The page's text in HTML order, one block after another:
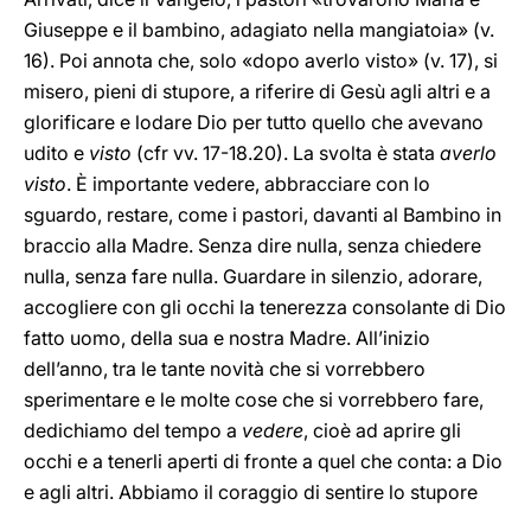
Giuseppe e il bambino, adagiato nella mangiatoia» (v.
16). Poi annota che, solo «dopo averlo visto» (v. 17), si
misero, pieni di stupore, a riferire di Gesù agli altri e a
glorificare e lodare Dio per tutto quello che avevano
udito e visto (cfr vv. 17-18.20). La svolta è stata averlo
visto. È importante vedere, abbracciare con lo
sguardo, restare, come i pastori, davanti al Bambino in
braccio alla Madre. Senza dire nulla, senza chiedere
nulla, senza fare nulla. Guardare in silenzio, adorare,
accogliere con gli occhi la tenerezza consolante di Dio
fatto uomo, della sua e nostra Madre. All’inizio
dell’anno, tra le tante novità che si vorrebbero
sperimentare e le molte cose che si vorrebbero fare,
dedichiamo del tempo a vedere, cioè ad aprire gli
occhi e a tenerli aperti di fronte a quel che conta: a Dio
e agli altri. Abbiamo il coraggio di sentire lo stupore